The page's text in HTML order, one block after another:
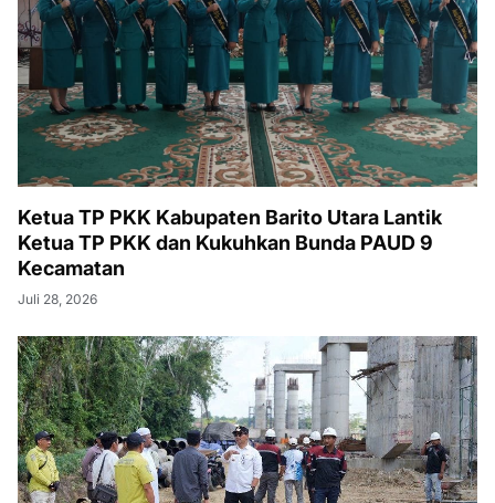
Ketua TP PKK Kabupaten Barito Utara Lantik
Ketua TP PKK dan Kukuhkan Bunda PAUD 9
Kecamatan
Juli 28, 2026